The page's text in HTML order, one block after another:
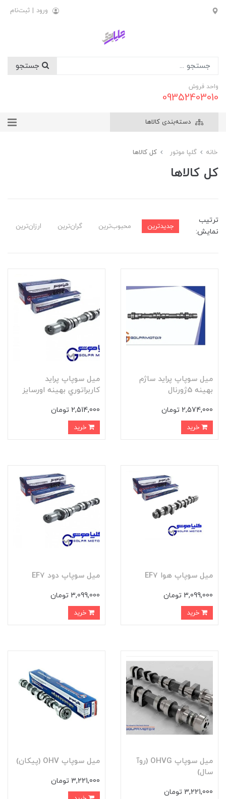
ورود | ثبت‌نام
واحد فروش
09352403010
دسته‌بندی کالاها
خانه گلپا موتور کل کالاها
کل کالاها
ترتیب
نمایش:
جدیدترین محبوب‌ترین گران‌ترین ارزان‌ترین
ميل سوپاپ پرايد ساژم
بهينه 5ژورنال
2,574,000 تومان
ميل سوپاپ پرايد
کاربراتوري بهينه اورسايز
2,514,000 تومان
ميل سوپاپ هوا EF7
3,099,000 تومان
ميل سوپاپ دود EF7
3,099,000 تومان
ميل سوپاپ OHVG (روآ
سال)
3,221,000 تومان
ميل سوپاپ OHV (پيکان)
3,221,000 تومان